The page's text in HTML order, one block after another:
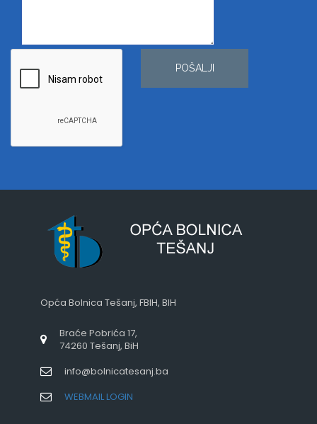
POŠALJI
Opća Bolnica Tešanj, FBIH, BIH
Braće Pobrića 17,
74260 Tešanj, BiH
info@bolnicatesanj.ba
WEBMAIL LOGIN